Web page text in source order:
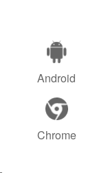
Android
Chrome